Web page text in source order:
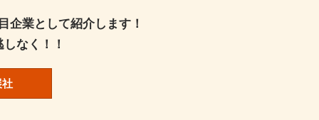
企業として紹介します！
なく！！